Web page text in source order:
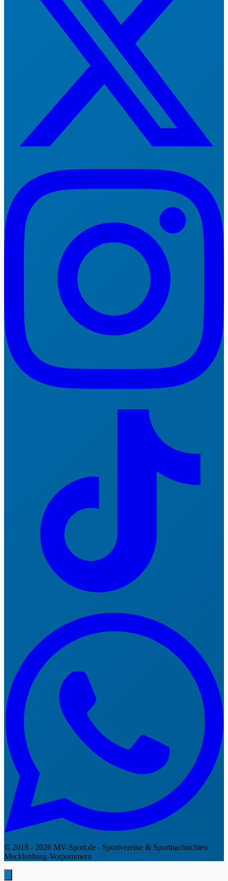
© 2018 - 2026 MV-Sport.de - Sportvereine & Sportnachrichten
Mecklenburg-Vorpommern